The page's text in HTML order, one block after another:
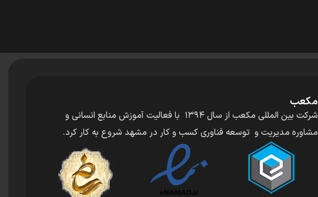
مکعب
شرکت بین المللی مکعب از سال ۱۳۹۴ با فعالیت آموزش منابع انسانی و
مشاوره مدیریت و توسعه فناوری کسب و کار در مشهد شروع به کار کرد.